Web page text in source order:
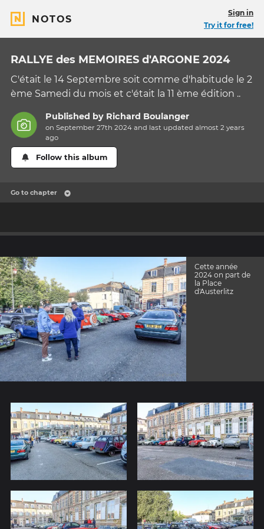
NOTOS
Sign in
Try it for free!
RALLYE des MEMOIRES d'ARGONE 2024
C'était le 14 Septembre soit comme d'habitude le 2
ème Samedi du mois et c'était la 11 ème édition ..
Published by Richard Boulanger
on September 27th 2024 and last updatedalmost 2 years
ago
Follow this album
Go to chapter
Cette année
2024 on part de
la Place
d'Austerlitz